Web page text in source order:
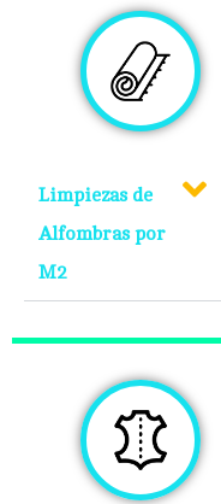
Limpiezas de
Alfombras por
M2